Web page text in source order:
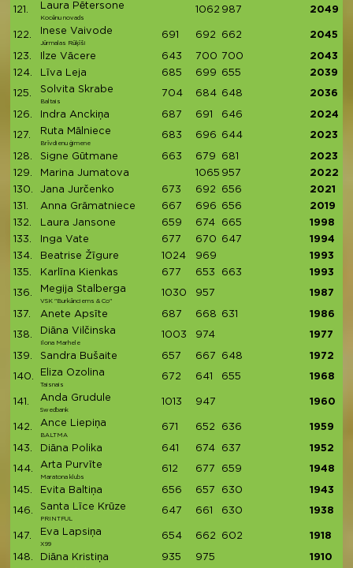
121. Laura Pētersone
Kocēnu novads
1062 987 2049
122. Inese Vaivode
Jūrmalas Rūķīši
691 692 662 2045
123. Ilze Vācere 643 700 700
2043
124.
Līva Leja 685 699 655 2039
125. Solvita Skrabe
Baltais
704 684 648 2036
126. Indra Anckiņa 687 691 646 2024
127. Ruta Mālniece
Brīvdienu ģimene
683 696 644 2023
128. Signe Gūtmane 663 679 681
2023
129.
Marina Jumatova 1065 957
2022
130.
Jana Jurčenko 673 692 656
2021
131.
Anna Grāmatniece 667 696 656
2019
132.
Laura Jansone 659 674 665
1998
133.
Inga Vate 677 670 647
1994
134.
Beatrise Žīgure 1024 969
1993
135.
Karlīna Kienkas 677 653 663 1993
136. Megija Stalberga
VSK "Burkānciems & Co"
1030 957 1987
137. Anete Apsīte 687 668 631 1986
138. Diāna Vilčinska
Ilona Marhele
1003 974 1977
139. Sandra Bušaite 657 667 648 1972
140. Eliza Ozolina
Taisnais
672 641 655 1968
141. Anda Grudule
Swedbank
1013 947 1960
142. Ance Liepiņa
BALTMA
671 652 636 1959
143. Diāna Polika 641 674 637 1952
144. Arta Purvīte
Maratona klubs
612 677 659 1948
145. Evita Baltiņa 656 657 630 1943
146. Santa Līce Krūze
PRINTFUL
647 661 630 1938
147. Eva Lapsiņa
X99
654 662 602 1918
148. Diāna Kristiņa 935 975 1910